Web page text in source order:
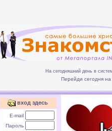
На сегодняшний день в
Перейди сегодня на
вход здесь
E-mail
Пароль